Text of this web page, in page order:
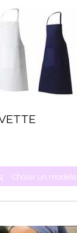
Choisir un modèle